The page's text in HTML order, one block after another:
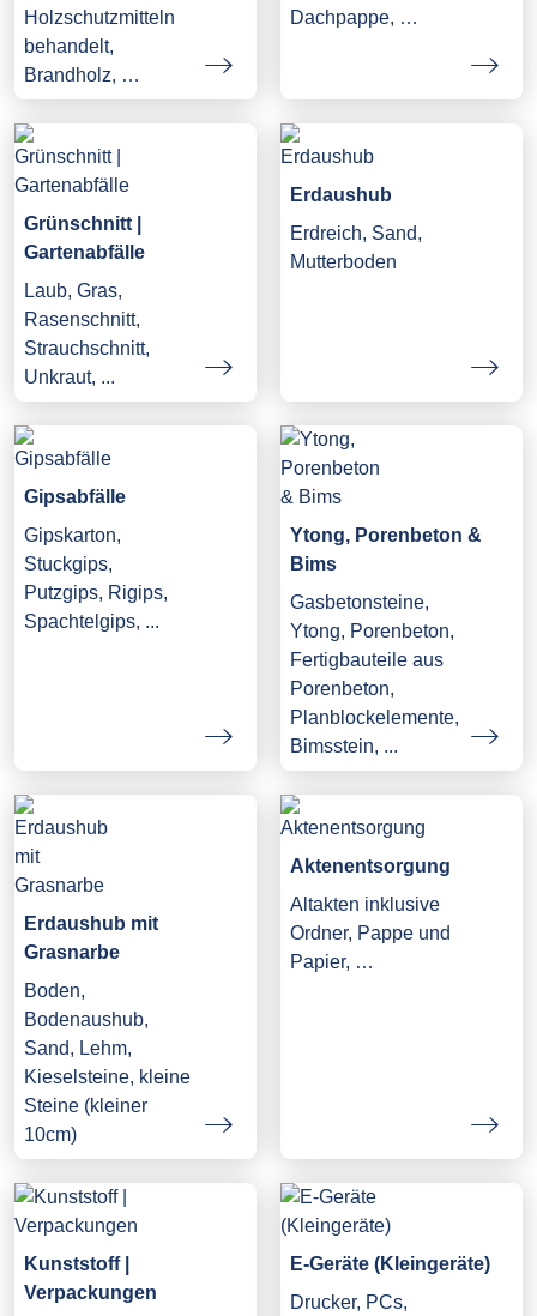
Holzschutzmitteln
behandelt,
Brandholz, …
Dachpappe, …
Grünschnitt |
Gartenabfälle
Laub, Gras,
Rasenschnitt,
Strauchschnitt,
Unkraut, ...
Erdaushub
Erdreich, Sand,
Mutterboden
Gipsabfälle
Gipskarton,
Stuckgips,
Putzgips, Rigips,
Spachtelgips, ...
Ytong, Porenbeton &
Bims
Gasbetonsteine,
Ytong, Porenbeton,
Fertigbauteile aus
Porenbeton,
Planblockelemente,
Bimsstein, ...
Erdaushub mit
Grasnarbe
Boden,
Bodenaushub,
Sand, Lehm,
Kieselsteine, kleine
Steine (kleiner
10cm)
Aktenentsorgung
Altakten inklusive
Ordner, Pappe und
Papier, …
Kunststoff |
Verpackungen
E-Geräte (Kleingeräte)
Drucker, PCs,